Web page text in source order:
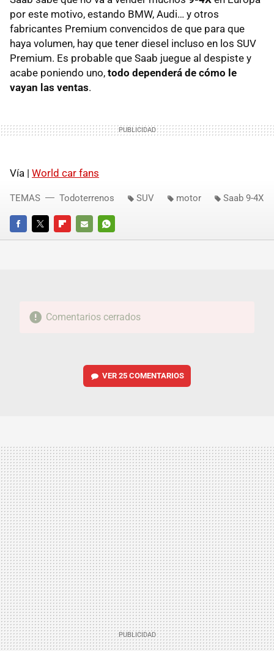
por este motivo, estando BMW, Audi… y otros
fabricantes Premium convencidos de que para que
haya volumen, hay que tener diesel incluso en los SUV
Premium. Es probable que Saab juegue al despiste y
acabe poniendo uno, todo dependerá de cómo le
vayan las ventas.
Vía | World car fans
FACEBOOKTWITTERFLIPBOARD
E-
WHATSAPP
TEMAS Todoterrenos SUV motor Saab 9-4X
Comentarios cerrados
VER 25 COMENTARIOS